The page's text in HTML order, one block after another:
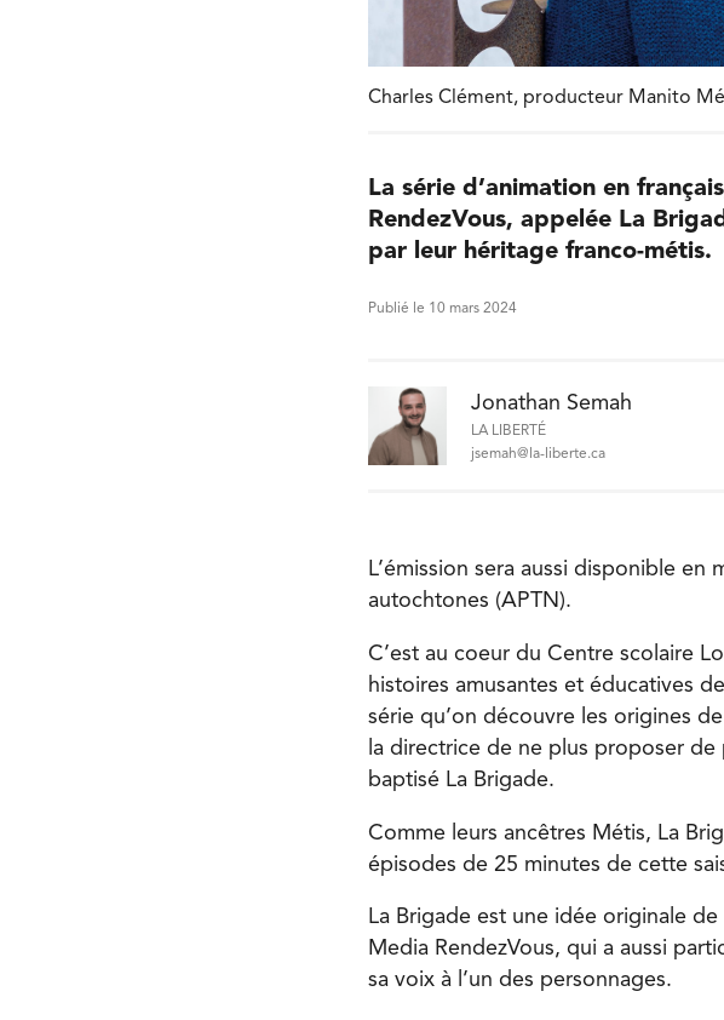
Charles Clément, producteur Manito
La série d’animation en
RendezVous, appelée La
par leur héritage franco-métis.
Publié le 10 mars 2024
Jonathan Semah
LA LIBERTÉ
jsemah@la-liberte.ca
L’émission sera aussi disponible
autochtones (APTN).
C’est au coeur du Centre scolaire
histoires amusantes et éducatives
série qu’on découvre les origines
la directrice de ne plus proposer
baptisé La Brigade.
Comme leurs ancêtres Métis, La
épisodes de 25 minutes de cette
La Brigade est une idée originale
Media RendezVous, qui a aussi
sa voix à l’un des personnages.